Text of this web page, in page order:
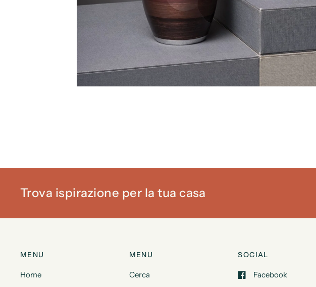
Trova ispirazione per la tua casa
MENU
Home
MENU
Cerca
SOCIAL
Facebook